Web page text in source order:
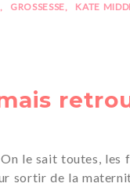
GROSSESSE
KATE
le sait toutes, les
sortir de la